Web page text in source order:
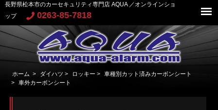
長野県松本市のカーセキュリティ専門店 AQUA ／オンラインショ
ップ
0263-85-7818
ホーム > ダイハツ > ロッキー > 車種別カット済みカーボンシート
> 車外カーボンシート